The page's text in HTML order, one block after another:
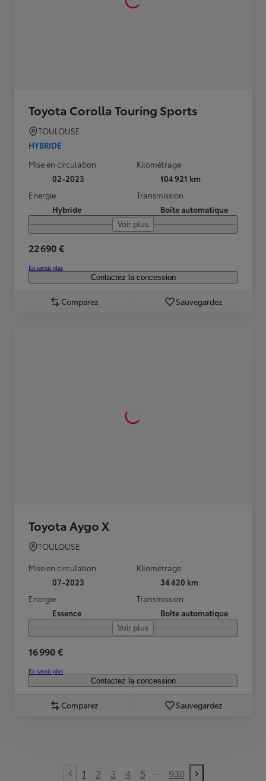
Toyota Corolla Touring Sports
TOULOUSE
HYBRIDE
Mise en circulation
02-2023
Kilométrage
104 921 km
Energie
Hybride
Transmission
Boîte automatique
Voir plus
22 690 €
En savoir plus
Contactez la concession
Comparez Sauvegardez
Toyota Aygo X
TOULOUSE
Mise en circulation
07-2023
Kilométrage
34 420 km
Energie
Essence
Transmission
Boîte automatique
Voir plus
16 990 €
En savoir plus
Contactez la concession
Comparez Sauvegardez
1 2 3 4 5 ... 930